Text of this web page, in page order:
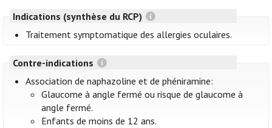
Indications (synthèse du RCP)
Traitement symptomatique des allergies oculaires.
Contre-indications
Association de naphazoline et de phéniramine:
Glaucome à angle fermé ou risque de glaucome à
angle fermé.
Enfants de moins de 12 ans.